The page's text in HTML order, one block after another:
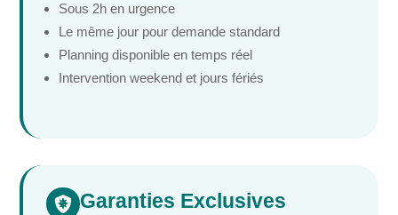
Sous 2h en urgence
Le même jour pour demande standard
Planning disponible en temps réel
Intervention weekend et jours fériés
 Garanties Exclusives